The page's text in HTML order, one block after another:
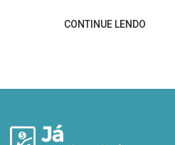
CONTINUE LENDO